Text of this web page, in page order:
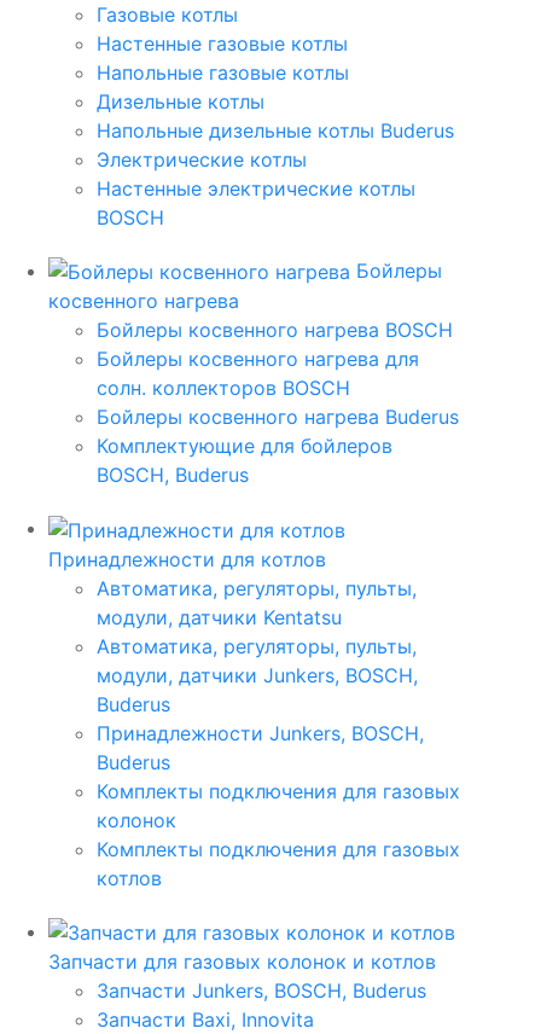
Газовые котлы
Настенные газовые котлы
Напольные газовые котлы
Дизельные котлы
Напольные дизельные котлы Buderus
Электрические котлы
Настенные электрические котлы
BOSCH
Бойлеры
косвенного нагрева
Бойлеры косвенного нагрева BOSCH
Бойлеры косвенного нагрева для
солн. коллекторов BOSCH
Бойлеры косвенного нагрева Buderus
Комплектующие для бойлеров
BOSCH, Buderus
Принадлежности для котлов
Автоматика, регуляторы, пульты,
модули, датчики Kentatsu
Автоматика, регуляторы, пульты,
модули, датчики Junkers, BOSCH,
Buderus
Принадлежности Junkers, BOSCH,
Buderus
Комплекты подключения для газовых
колонок
Комплекты подключения для газовых
котлов
Запчасти для газовых колонок и котлов
Запчасти Junkers, BOSCH, Buderus
Запчасти Baxi, Innovita